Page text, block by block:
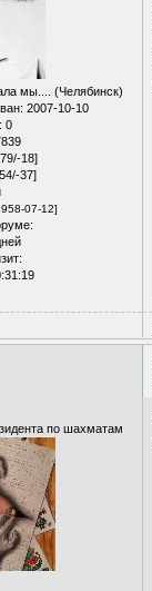
мы.... (Челябинск)
: 2007-10-10
0
18]
37]
07-12]
по шахматам